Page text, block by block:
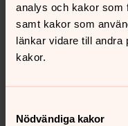
analys och kakor som
samt kakor som
länkar vidare till andra
kakor.
Nödvändiga kakor
Synpunkter
innehåll?